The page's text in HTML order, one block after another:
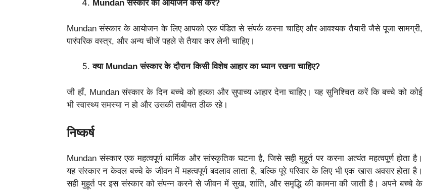
Mundan संस्कार का आयोजन कैसे करें?
Mundan संस्कार के आयोजन के लिए आपको एक पंडित से संपर्क करना चाहिए और आवश्यक तैयारी जैसे पूजा सामग्री,
पारंपरिक वस्त्र, और अन्य चीजें पहले से तैयार कर लेनी चाहिए।
क्या Mundan संस्कार के दौरान किसी विशेष आहार का ध्यान रखना चाहिए?
जी हाँ, Mundan संस्कार के दिन बच्चे को हल्का और सुपाच्य आहार देना चाहिए। यह सुनिश्चित करें कि बच्चे को कोई
भी स्वास्थ्य समस्या न हो और उसकी तबीयत ठीक रहे।
निष्कर्ष
Mundan संस्कार एक महत्वपूर्ण धार्मिक और सांस्कृतिक घटना है, जिसे सही मुहूर्त पर करना अत्यंत महत्वपूर्ण होता है।
यह संस्कार न केवल बच्चे के जीवन में महत्वपूर्ण बदलाव लाता है, बल्कि पूरे परिवार के लिए भी एक खास अवसर होता है।
सही मुहूर्त पर इस संस्कार को संपन्न करने से जीवन में सुख, शांति, और समृद्धि की कामना की जाती है। अपने बच्चे के